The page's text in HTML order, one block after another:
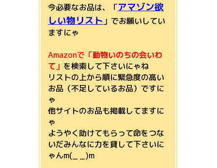
今必要なお品は、「アマゾン欲
しい物リスト 」でお願いしてい
ますにゃ
Amazonで「動物いのちの会いわ
て 」 を検索して下さいにゃね
リストの上から順に緊急度の高い
お品（不足しているお品）ですに
ゃ
他サイトのお品も掲載してますに
ゃ
ようやく助けてもらって命をつな
いだみんなに力を貸して下さいに
ゃんm(_ _)m